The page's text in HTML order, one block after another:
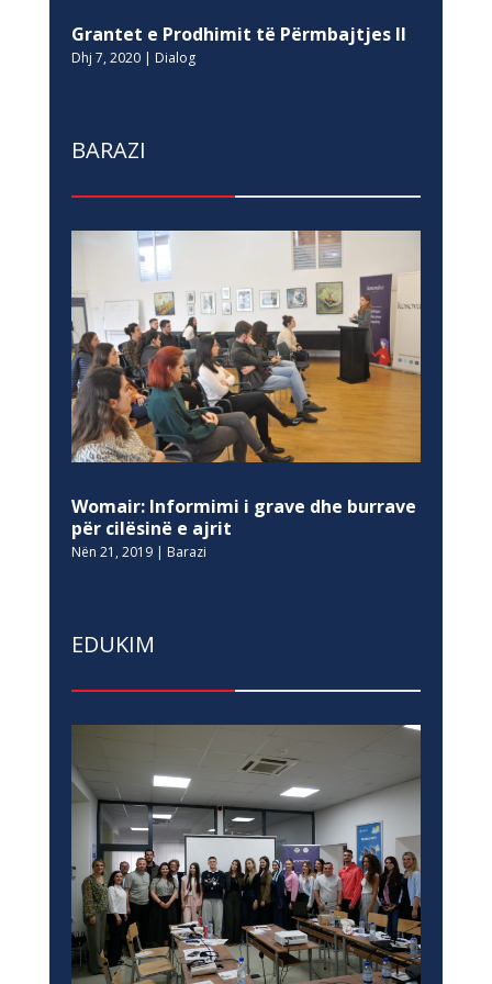
Grantet e Prodhimit të Përmbajtjes II
Dhj 7, 2020| Dialog
BARAZI
Womair: Informimi i grave dhe burrave
për cilësinë e ajrit
Nën 21, 2019| Barazi
EDUKIM